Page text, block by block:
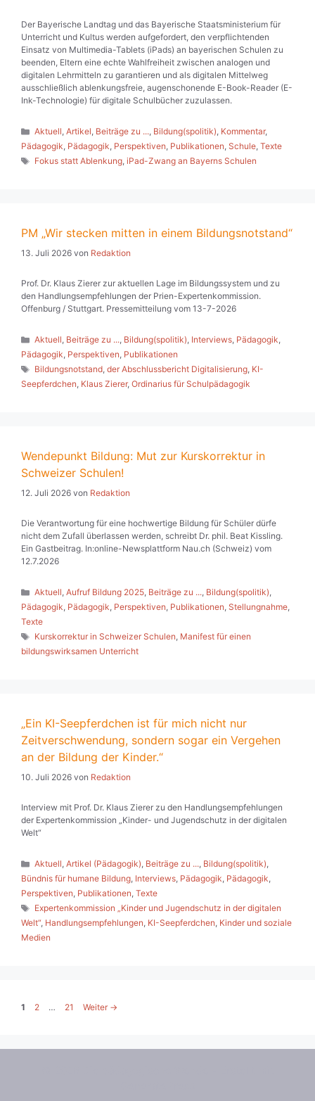
Der Bayerische Landtag und das Bayerische Staatsministerium für
Unterricht und Kultus werden aufgefordert, den verpflichtenden
Einsatz von Multimedia-Tablets (iPads) an bayerischen Schulen zu
beenden, Eltern eine echte Wahlfreiheit zwischen analogen und
digitalen Lehrmitteln zu garantieren und als digitalen Mittelweg
ausschließlich ablenkungsfreie, augenschonende E-Book-Reader (E-
Ink-Technologie) für digitale Schulbücher zuzulassen.
Kategorien
Aktuell,Artikel, Beiträge zu ..., Bildung(spolitik), Kommentar,
Pädagogik, Pädagogik, Perspektiven, Publikationen, Schule, Texte
Schlagwörter
Fokus statt Ablenkung,iPad-Zwang an Bayerns Schulen
PM „Wir stecken mitten in einem Bildungsnotstand“
13. Juli 2026 von Redaktion
Prof. Dr. Klaus Zierer zur aktuellen Lage im Bildungssystem und zu
den Handlungsempfehlungen der Prien-Expertenkommission.
Offenburg / Stuttgart. Pressemitteilung vom 13-7-2026
Kategorien
Aktuell, Beiträge zu ..., Bildung(spolitik), Interviews, Pädagogik,
Pädagogik, Perspektiven, Publikationen
Schlagwörter
Bildungsnotstand,der Abschlussbericht Digitalisierung, KI-
Seepferdchen, Klaus Zierer, Ordinarius für Schulpädagogik
Wendepunkt Bildung: Mut zur Kurskorrektur in
Schweizer Schulen!
12. Juli 2026 von Redaktion
Die Verantwortung für eine hochwertige Bildung für Schüler dürfe
nicht dem Zufall überlassen werden, schreibt Dr. phil. Beat Kissling.
Ein Gastbeitrag. In:online-Newsplattform Nau.ch (Schweiz) vom
12.7.2026
Kategorien
Aktuell,Aufruf Bildung 2025, Beiträge zu ..., Bildung(spolitik),
Pädagogik, Pädagogik, Perspektiven, Publikationen, Stellungnahme,
Texte
Schlagwörter
Kurskorrektur in Schweizer Schulen, Manifest für einen
bildungswirksamen Unterricht
„Ein KI-Seepferdchen ist für mich nicht nur
Zeitverschwendung, sondern sogar ein Vergehen
an der Bildung der Kinder.“
10. Juli 2026 von Redaktion
Interview mit Prof. Dr. Klaus Zierer zu den Handlungsempfehlungen
der Expertenkommission „Kinder- und Jugendschutz in der digitalen
Welt“
Kategorien
Aktuell,Artikel (Pädagogik), Beiträge zu ..., Bildung(spolitik),
Bündnis für humane Bildung, Interviews, Pädagogik, Pädagogik,
Perspektiven, Publikationen, Texte
Schlagwörter
Expertenkommission „Kinder und Jugendschutz in der digitalen
Welt“, Handlungsempfehlungen, KI-Seepferdchen, Kinder und soziale
Medien
Seite
1 Seite
2 … Seite
21 Weiter →